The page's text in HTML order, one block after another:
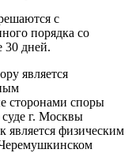
с
порядка со
30 дней.
является
сторонами споры
г. Москвы
является физическим